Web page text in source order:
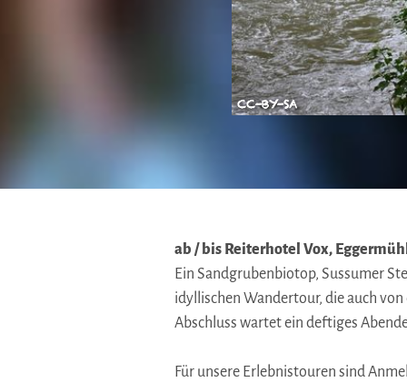
CC-BY-SA
ab / bis Reiterhotel Vox,
Ein Sandgrubenbiotop, Sussumer
idyllischen Wandertour, die auch
Abschluss wartet ein deftiges
Für unsere Erlebnistouren sind